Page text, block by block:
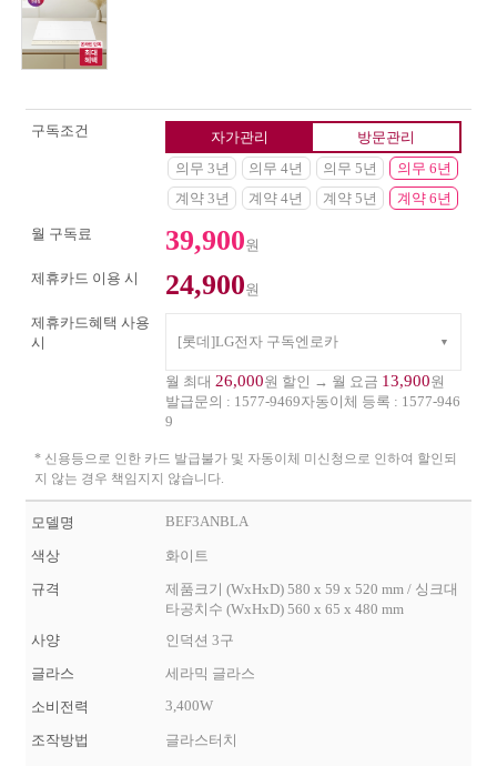
구독조건 자가관리
방문관리
의무 3년
계약 3년
의무 4년
계약 4년
의무 5년
계약 5년
의무 6년
계약 6년
월 구독료 39,900원
제휴카드 이용 시
24,900원
제휴카드혜택 사용
시
[롯데]LG전자 구독엔로카
월 최대 26,000원 할인 → 월 요금 13,900원
발급문의 : 1577-9469자동이체 등록 : 1577-946
9
* 신용등으로 인한 카드 발급불가 및 자동이체 미신청으로 인하여 할인되
지 않는 경우 책임지지 않습니다.
모델명 BEF3ANBLA
색상
화이트
규격
제품크기 (WxHxD) 580 x 59 x 520 mm / 싱크대
타공치수 (WxHxD) 560 x 65 x 480 mm
사양
인덕션 3구
글라스
세라믹 글라스
소비전력
3,400W
조작방법
글라스터치